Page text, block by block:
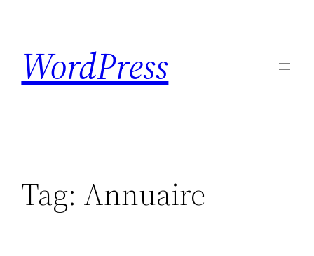
content
WordPress
Tag: Annuaire